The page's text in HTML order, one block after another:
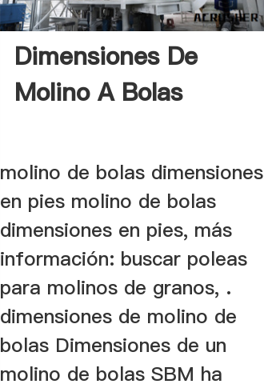
Dimensiones De
Molino A Bolas
molino de bolas dimensiones
en pies molino de bolas
dimensiones en pies, más
información: buscar poleas
para molinos de granos, .
dimensiones de molino de
bolas Dimensiones de un
molino de bolas SBM ha